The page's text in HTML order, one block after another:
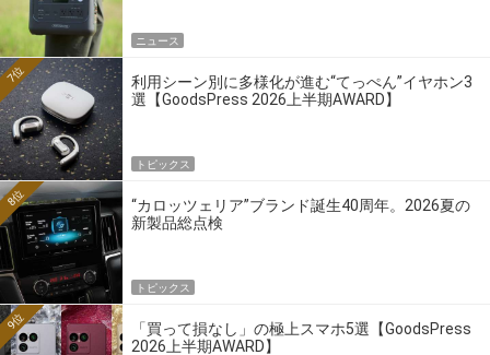
ニュース
利用シーン別に多様化が進む“てっぺん”イヤホン3
選【GoodsPress 2026上半期AWARD】
7位
トピックス
“カロッツェリア”ブランド誕生40周年。2026夏の
新製品総点検
8位
トピックス
「買って損なし」の極上スマホ5選【GoodsPress
2026上半期AWARD】
9位